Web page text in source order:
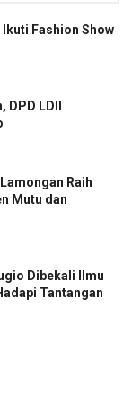
Fashion Show
DPD LDII
Raih
Mutu dan
Dibekali Ilmu
Tantangan